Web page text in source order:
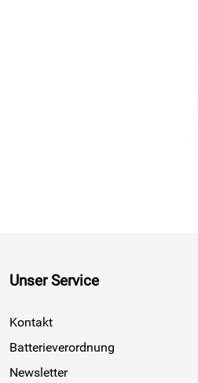
Unser Service
Kontakt
Batterieverordnung
Newsletter